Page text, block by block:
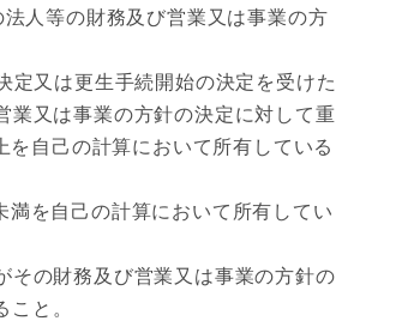
人等の財務及び営業又は事業の方
又は更生手続開始の決定を受けた
業又は事業の方針の決定に対して重
自己の計算において所有している
を自己の計算において所有してい
の財務及び営業又は事業の方針の
と。